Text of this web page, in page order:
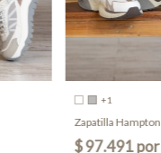
+1
Zapatilla Hampton